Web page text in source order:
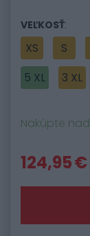
VEĽKOSŤ:
XS
S
5 XL
3 XL
Nakúpte nad
124,95 €